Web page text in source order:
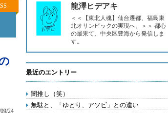
24
龍澤ヒデアキ
＜＜【東北人魂】仙台遷都、福島東
北オリンピックの実現へ。＞＞ 都心
の最果て、中央区豊海から発信しま
す。
最近のエントリー
闇推し（笑）
無駄と、「ゆとり、アソビ」との違い